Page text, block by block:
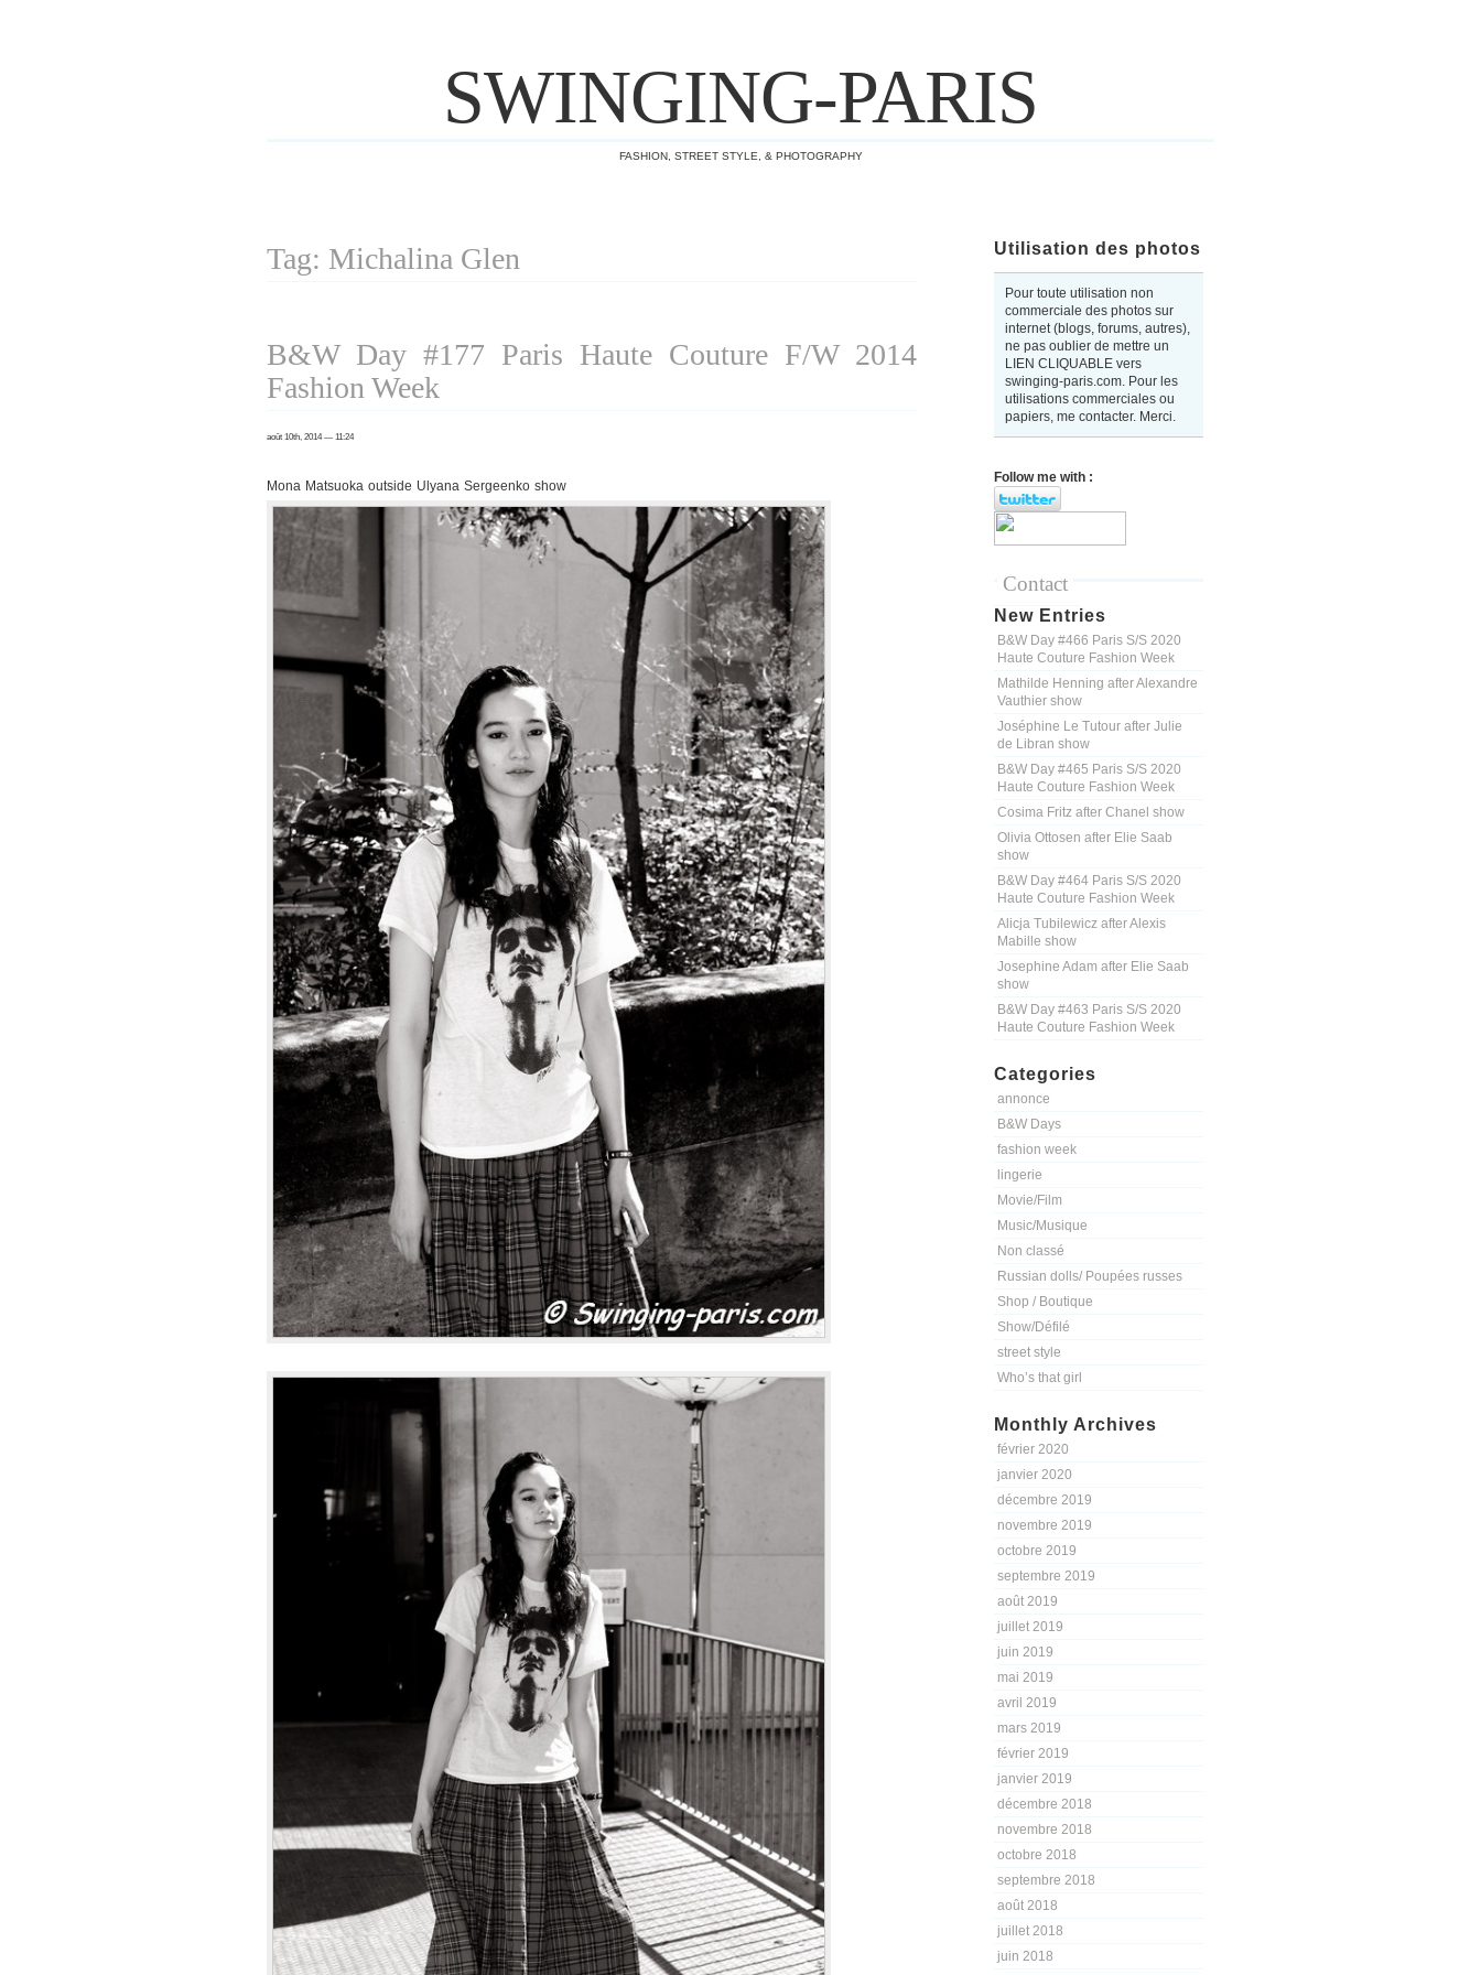
SWINGING-PARIS
FASHION, STREET STYLE, & PHOTOGRAPHY
Utilisation des photos
Pour toute utilisation non
commerciale des photos sur
internet (blogs, forums, autres),
ne pas oublier de mettre un
LIEN CLIQUABLE vers
swinging-paris.com. Pour les
utilisations commerciales ou
papiers, me contacter. Merci.
Follow me with :
Contact
New Entries
B&W Day #466 Paris S/S 2020
Haute Couture Fashion Week
Mathilde Henning after Alexandre
Vauthier show
Joséphine Le Tutour after Julie
de Libran show
B&W Day #465 Paris S/S 2020
Haute Couture Fashion Week
Cosima Fritz after Chanel show
Olivia Ottosen after Elie Saab
show
B&W Day #464 Paris S/S 2020
Haute Couture Fashion Week
Alicja Tubilewicz after Alexis
Mabille show
Josephine Adam after Elie Saab
show
B&W Day #463 Paris S/S 2020
Haute Couture Fashion Week
Categories
annonce
B&W Days
fashion week
lingerie
Movie/Film
Music/Musique
Non classé
Russian dolls/ Poupées russes
Shop / Boutique
Show/Défilé
street style
Who’s that girl
Monthly Archives
février 2020
janvier 2020
décembre 2019
novembre 2019
octobre 2019
septembre 2019
août 2019
juillet 2019
juin 2019
mai 2019
avril 2019
mars 2019
février 2019
janvier 2019
décembre 2018
novembre 2018
octobre 2018
septembre 2018
août 2018
juillet 2018
juin 2018
Tag: Michalina Glen
B&W Day #177 Paris Haute Couture F/W 2014
Fashion Week
août 10th, 2014 — 11:24
Mona Matsuoka outside Ulyana Sergeenko show